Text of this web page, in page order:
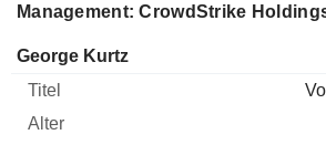
Management: CrowdStrike
Manager Titel
George Kurtz